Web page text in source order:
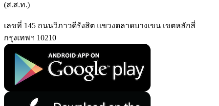
(ส.ส.ท.)
เลขที่ 145 ถนนวิภาวดีรังสิต แขวงตลาดบางเขน เขตหลักสี่
กรุงเทพฯ 10210